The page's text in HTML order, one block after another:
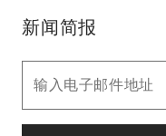
新闻简报